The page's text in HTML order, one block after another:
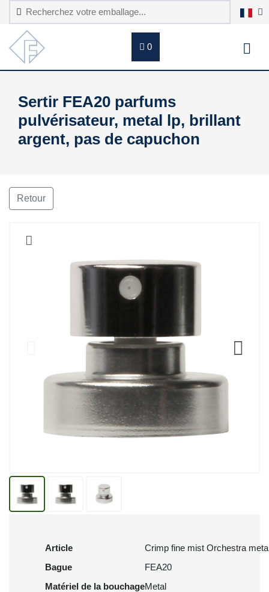
0
Sertir FEA20 parfums
pulvérisateur, metal lp, brillant
argent, pas de capuchon
Retour
Article
Crimp fine mist Orchestra
Bague
FEA20
Matériel de la bouchageMetal